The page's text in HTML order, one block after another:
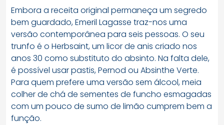
Embora a receita original permaneça um segredo
bem guardado, Emeril Lagasse traz-nos uma
versão contemporânea para seis pessoas. O seu
trunfo é o Herbsaint, um licor de anis criado nos
anos 30 como substituto do absinto. Na falta dele,
é possível usar pastis, Pernod ou Absinthe Verte.
Para quem prefere uma versão sem álcool, meia
colher de chá de sementes de funcho esmagadas
com um pouco de sumo de limão cumprem bem a
função.